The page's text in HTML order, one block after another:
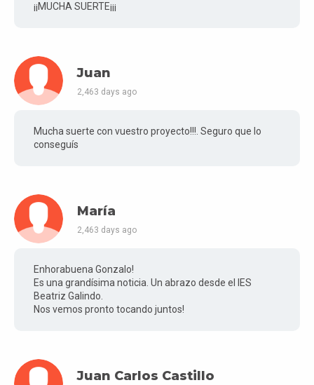
¡¡MUCHA SUERTE¡¡¡
Juan
2,463 days ago
Mucha suerte con vuestro proyecto!!!. Seguro que lo
conseguís
María
2,463 days ago
Enhorabuena Gonzalo!
Es una grandísima noticia. Un abrazo desde el IES
Beatriz Galindo.
Nos vemos pronto tocando juntos!
Juan Carlos Castillo